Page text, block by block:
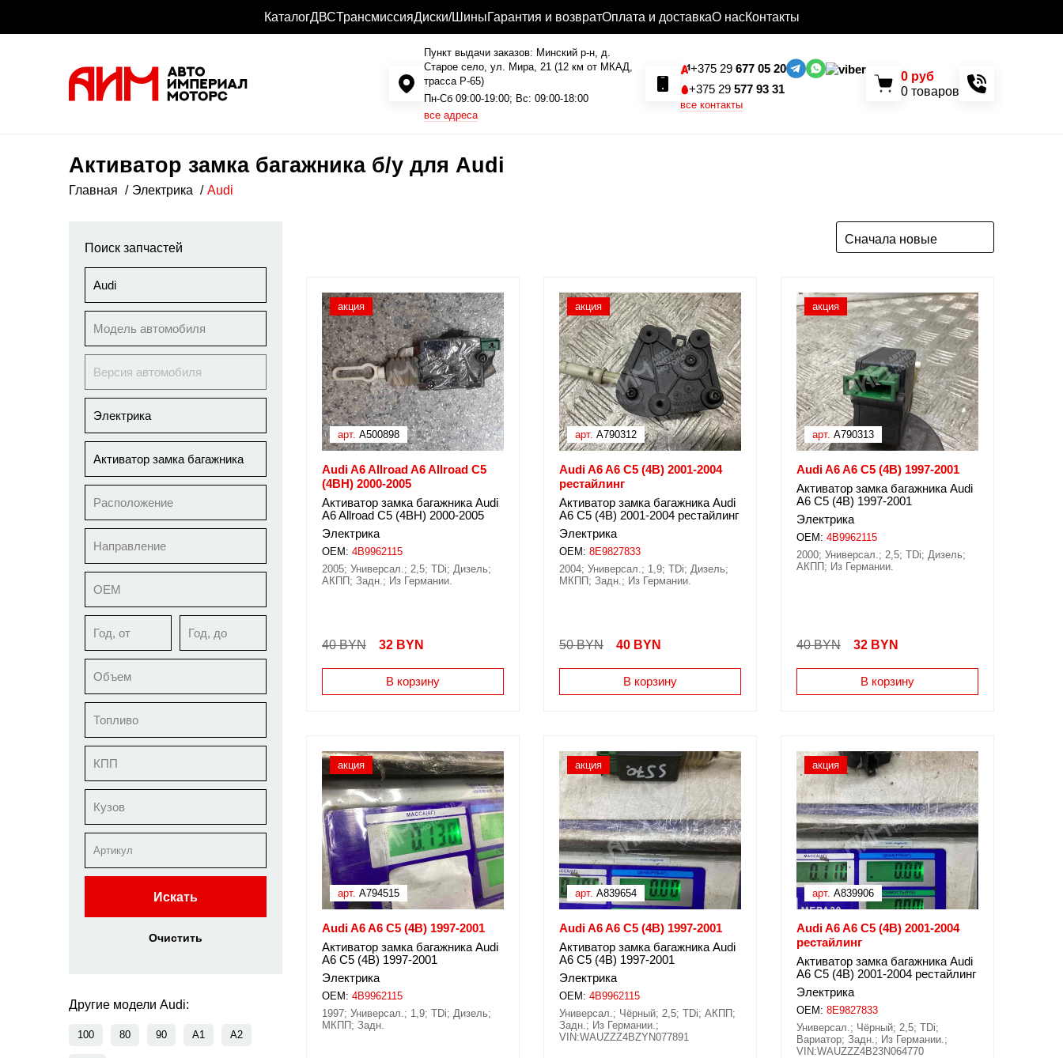
КаталогДВСТрансмиссияДиски/ШиныГарантия и возвратОплата и доставкаО насКонтакты
Пункт выдачи заказов: Минский р-н, д.
Старое село, ул. Мира, 21 (12 км от МКАД,
трасса P-65)
Пн-Сб 09:00-19:00; Вс: 09:00-18:00
все адреса
+375 29 677 05 20
+375 29 577 93 31
все контакты
0 руб
0 товаров
Активатор замка багажника б/у для Audi
Главная Электрика Audi
Поиск запчастей
Audi
Модель автомобиля
Версия автомобиля
Электрика
Активатор замка багажника
Расположение
Направление
ОЕМ
Год, от Год, до
Объем
Топливо
КПП
Кузов
Искать
Очистить
Другие модели Audi:
100 80 90 A1 A2
Сначала новые
акция
арт. A500898
Audi A6 Allroad A6 Allroad C5
(4BH) 2000-2005
Активатор замка багажника Audi
A6 Allroad C5 (4BH) 2000-2005
Электрика
OEM: 4B9962115
2005; Универсал.; 2,5; TDi; Дизель;
АКПП; Задн.; Из Германии.
40 BYN 32 BYN
В корзину
акция
арт. A790312
Audi A6 A6 C5 (4B) 2001-2004
рестайлинг
Активатор замка багажника Audi
A6 C5 (4B) 2001-2004 рестайлинг
Электрика
OEM: 8E9827833
2004; Универсал.; 1,9; TDi; Дизель;
МКПП; Задн.; Из Германии.
50 BYN 40 BYN
В корзину
акция
арт. A790313
Audi A6 A6 C5 (4B) 1997-2001
Активатор замка багажника Audi
A6 C5 (4B) 1997-2001
Электрика
OEM: 4B9962115
2000; Универсал.; 2,5; TDi; Дизель;
АКПП; Из Германии.
40 BYN 32 BYN
В корзину
акция
арт. A794515
Audi A6 A6 C5 (4B) 1997-2001
Активатор замка багажника Audi
A6 C5 (4B) 1997-2001
Электрика
OEM: 4B9962115
1997; Универсал.; 1,9; TDi; Дизель;
МКПП; Задн.
акция
арт. A839654
Audi A6 A6 C5 (4B) 1997-2001
Активатор замка багажника Audi
A6 C5 (4B) 1997-2001
Электрика
OEM: 4B9962115
Универсал.; Чёрный; 2,5; TDi; АКПП;
Задн.; Из Германии.;
VIN:WAUZZZ4BZYN077891
акция
арт. A839906
Audi A6 A6 C5 (4B) 2001-2004
рестайлинг
Активатор замка багажника Audi
A6 C5 (4B) 2001-2004 рестайлинг
Электрика
OEM: 8E9827833
Универсал.; Чёрный; 2,5; TDi;
Вариатор; Задн.; Из Германии.;
VIN:WAUZZZ4B23N064770